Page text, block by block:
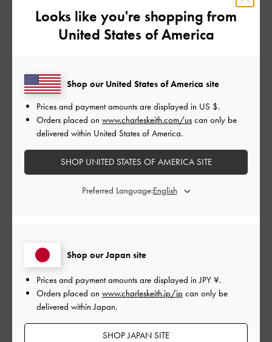
カスタマーレビュー
1件のレビューに基づく
5
1
4
0
3
2
0
1
0
とてもよかった
品質
Looks like you're shopping from
United States of America
Shop our Japan site
Prices and payment amounts are displayed inJPY ¥.
Orders placed on www.charleskeith.jp/jp can only be
delivered within Japan.
SHOP JAPAN SITE
Shop our United States of America site
Prices and payment amounts are displayed in US $.
Orders placed on www.charleskeith.com/us can only be
delivered within United States of America.
SHOP UNITED STATES OF AMERICA SITE
Preferred Language: